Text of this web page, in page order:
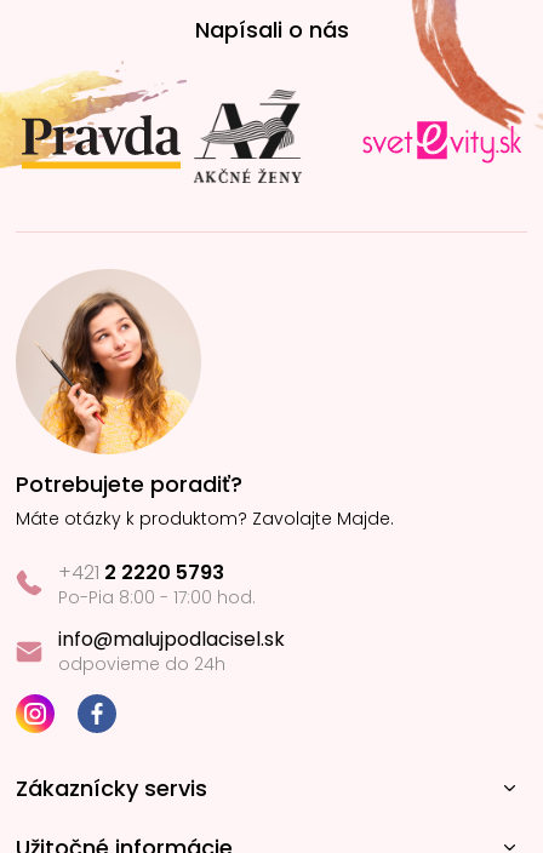
t
i
e
Napísali o nás
Potrebujete poradiť?
Máte otázky k produktom? Zavolajte Majde.
+421 2 2220 5793
Po-Pia 8:00 - 17:00 hod.
info@malujpodlacisel.sk
odpovieme do 24h
Zákaznícky servis